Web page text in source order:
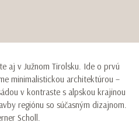
aj v Južnom Tirolsku. Ide o prvú
minimalistickou architektúrou –
v kontraste s alpskou krajinou
regiónu so súčasným dizajnom.
Scholl.